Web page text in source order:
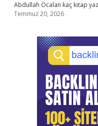
Abdullah Öcalan kaç kitap
Temmuz 20, 2026